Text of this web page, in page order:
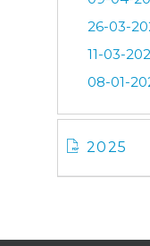
26-03-
11-03-
08-01-
2025